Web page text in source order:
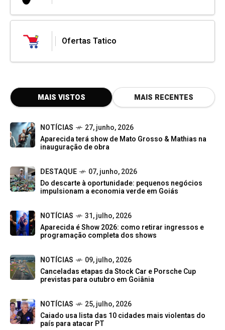
Ofertas Tatico
MAIS VISTOS MAIS RECENTES
NOTÍCIAS
27, junho, 2026
Aparecida terá show de Mato Grosso & Mathias na
inauguração de obra
DESTAQUE
07, junho, 2026
Do descarte à oportunidade: pequenos negócios
impulsionam a economia verde em Goiás
NOTÍCIAS
31, julho, 2026
Aparecida é Show 2026: como retirar ingressos e
programação completa dos shows
NOTÍCIAS
09, julho, 2026
Canceladas etapas da Stock Car e Porsche Cup
previstas para outubro em Goiânia
NOTÍCIAS
25, julho, 2026
Caiado usa lista das 10 cidades mais violentas do
país para atacar PT